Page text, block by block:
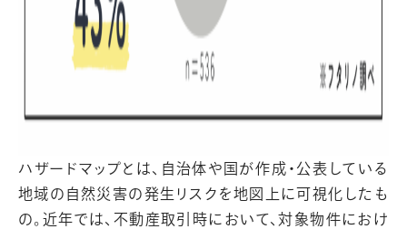
ハザードマップとは、自治体や国が作成・公表している
地域の自然災害の発生リスクを地図上に可視化したも
の。近年では、不動産取引時において、対象物件におけ